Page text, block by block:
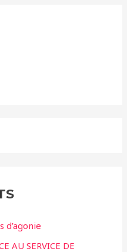
d’agonie
AU SERVICE DE